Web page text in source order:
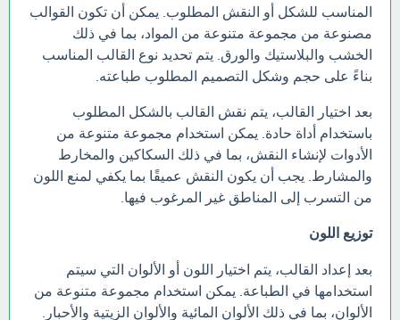
المناسب للشكل أو النقش المطلوب. يمكن أن تكون القوالب
مصنوعة من مجموعة متنوعة من المواد، بما في ذلك
الخشب والبلاستيك والورق. يتم تحديد نوع القالب المناسب
بناءً على حجم وشكل التصميم المطلوب طباعته.
بعد اختيار القالب، يتم نقش القالب بالشكل المطلوب
باستخدام أداة حادة. يمكن استخدام مجموعة متنوعة من
الأدوات لإنشاء النقش، بما في ذلك السكاكين والمخارط
والمشارط. يجب أن يكون النقش عميقًا بما يكفي لمنع اللون
من التسرب إلى المناطق غير المرغوب فيها.
توزيع اللون
بعد إعداد القالب، يتم اختيار اللون أو الألوان التي سيتم
استخدامها في الطباعة. يمكن استخدام مجموعة متنوعة من
الألوان، بما في ذلك الألوان المائية والألوان الزيتية والأحبار.